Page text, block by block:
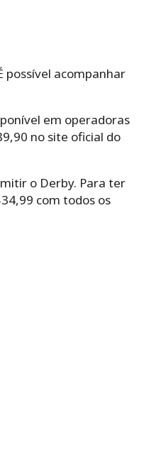
possível acompanhar
em operadoras
no site oficial do
o Derby. Para ter
com todos os